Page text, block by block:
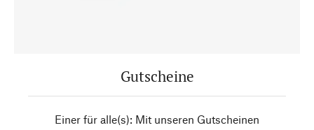
Gutscheine
Einer für alle(s): Mit unseren Gutscheinen